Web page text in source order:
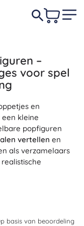
–
voor spel
en
kleine
popfiguren
vertellen en
als verzamelaars
outfits en
haar,
basis van beoordeling